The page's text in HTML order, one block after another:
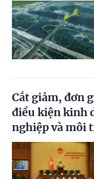
Cắt giảm, đơn
điều kiện kinh
nghiệp và môi